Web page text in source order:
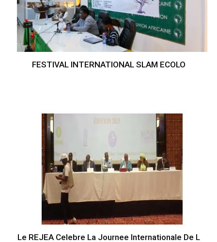
FESTIVAL INTERNATIONAL SLAM ECOLO
Le REJEA Celebre La Journee Internationale De L